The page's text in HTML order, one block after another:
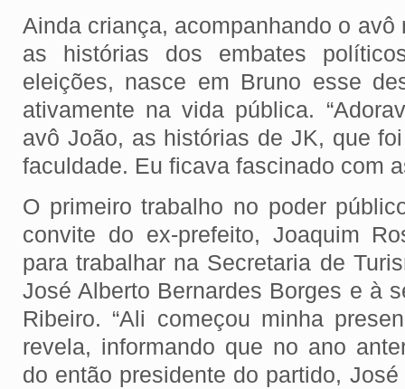
Ainda criança, acompanhando o
as histórias dos embates
eleições, nasce em Bruno esse
ativamente na vida pública.
avô João, as histórias de JK, que
faculdade. Eu ficava fascinado com
O primeiro trabalho no poder
convite do ex-prefeito, Joaquim
para trabalhar na Secretaria de
José Alberto Bernardes Borges e à
Ribeiro. “Ali começou minha
revela, informando que no ano
do então presidente do partido,